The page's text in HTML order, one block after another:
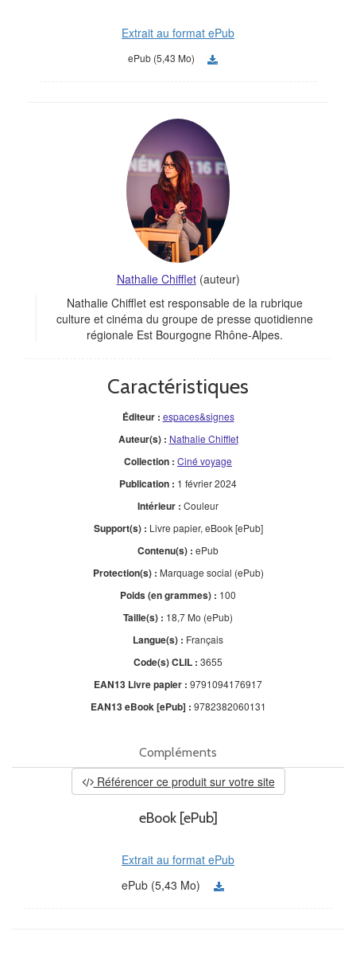
Extrait au format ePub
ePub (5,43 Mo)
Nathalie Chifflet(auteur)
Nathalie Chifflet est responsable de la rubrique
culture et cinéma du groupe de presse quotidienne
régionale Est Bourgogne Rhône-Alpes.
Caractéristiques
Éditeur : espaces&signes
Auteur(s) : Nathalie Chifflet
Collection : Ciné voyage
Publication : 1 février 2024
Intérieur : Couleur
Support(s) : Livre papier, eBook [ePub]
Contenu(s) : ePub
Protection(s) : Marquage social (ePub)
Poids (en grammes) : 100
Taille(s) : 18,7 Mo (ePub)
Langue(s) : Français
Code(s) CLIL : 3655
EAN13 Livre papier : 9791094176917
EAN13 eBook [ePub] : 9782382060131
Compléments
Référencer ce produit sur votre site
eBook [ePub]
Extrait au format ePub
ePub (5,43 Mo)